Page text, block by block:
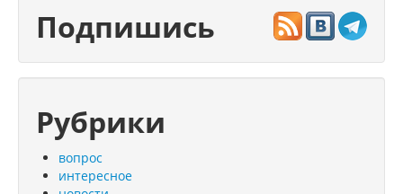
Подпишись
Рубрики
вопрос
интересное